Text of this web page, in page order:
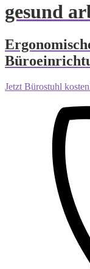
gesund
Jetzt Bürostuhl